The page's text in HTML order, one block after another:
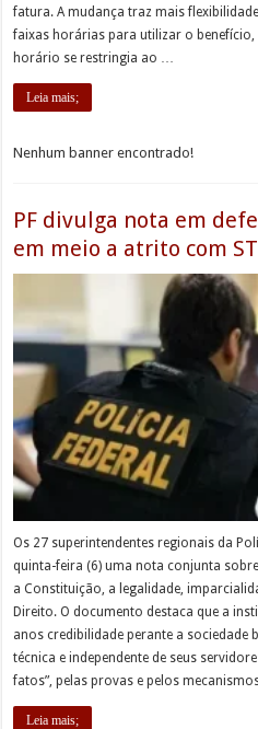
fatura. A mudança traz mais
faixas horárias para utilizar o benefício,
horário se restringia ao …
Leia mais;
Nenhum banner encontrado!
PF divulga nota em
em meio a atrito com
Os 27 superintendentes regionais da
quinta-feira (6) uma nota conjunta
a Constituição, a legalidade,
Direito. O documento destaca que a
anos credibilidade perante a sociedade
técnica e independente de seus
fatos”, pelas provas e pelos
Leia mais;